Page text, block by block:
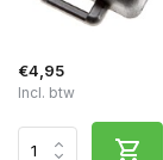
€4,95
Incl. btw